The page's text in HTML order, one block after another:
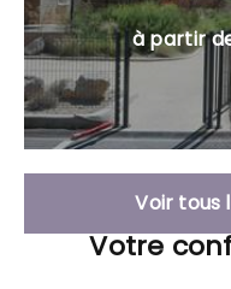
à partir
Voir tous
Votre